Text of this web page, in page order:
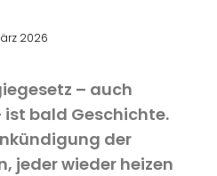
2026
– auch
ist bald Geschichte.
der
jeder wieder heizen